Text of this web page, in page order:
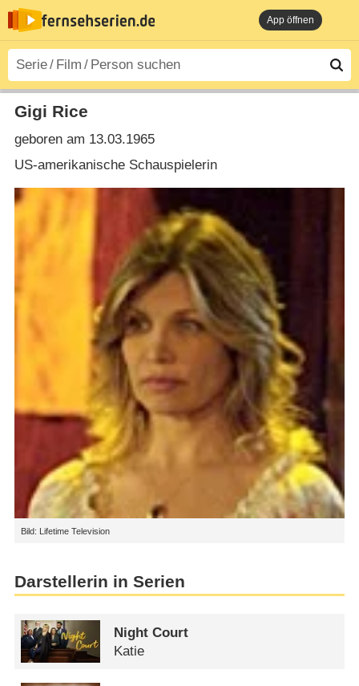
App öffnen
Bild: Lifetime Television
Gigi Rice
geboren am 13.03.1965
US-amerikanische Schauspielerin
Darstellerin in Serien
Night Court
Katie